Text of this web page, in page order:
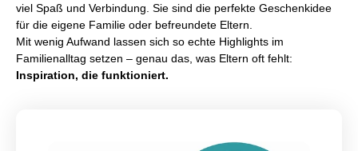
viel Spaß und Verbindung. Sie sind die perfekte Geschenkidee
für die eigene Familie oder befreundete Eltern.
Mit wenig Aufwand lassen sich so echte Highlights im
Familienalltag setzen – genau das, was Eltern oft fehlt:
Inspiration, die funktioniert.